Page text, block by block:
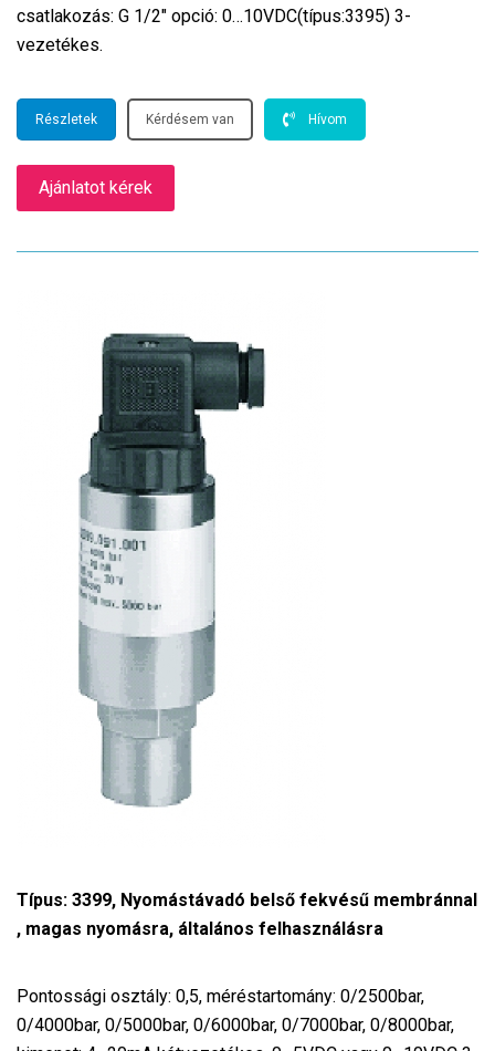
csatlakozás: G 1/2″ opció: 0…10VDC(típus:3395) 3-
vezetékes.
Részletek Kérdésem van Hívom
Ajánlatot kérek
Típus: 3399, Nyomástávadó belső fekvésű membránnal
, magas nyomásra, általános felhasználásra
Pontossági osztály: 0,5, méréstartomány: 0/2500bar,
0/4000bar, 0/5000bar, 0/6000bar, 0/7000bar, 0/8000bar,